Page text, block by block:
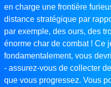
en charge une frontière
distance stratégique par
par exemple, des ours, des
énorme char de combat ! Ce
fondamentalement, vous
- assurez-vous de collecter
que vous progressez. Vous